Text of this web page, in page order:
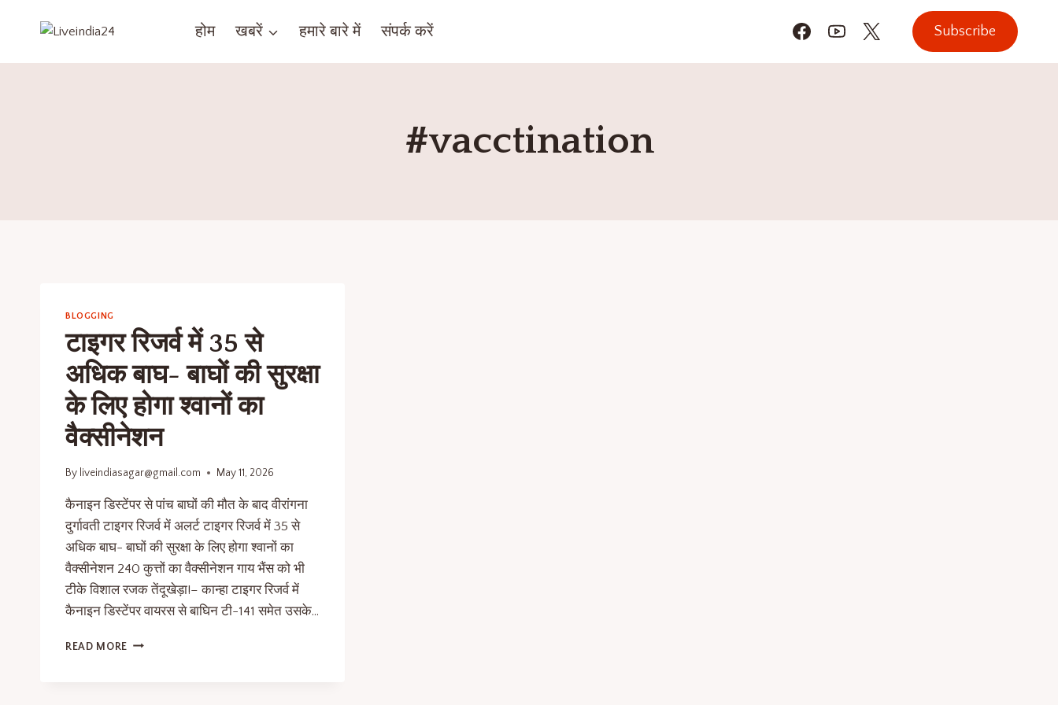
होम खबरें हमारे बारे में संपर्क करें Subscribe
#vacctination
BLOGGING
टाइगर रिजर्व में 35 से
अधिक बाघ- बाघों की सुरक्षा
के लिए होगा श्वानों का
वैक्सीनेशन
By liveindiasagar@gmail.com May 11, 2026
कैनाइन डिस्टेंपर से पांच बाघों की मौत के बाद वीरांगना
दुर्गावती टाइगर रिजर्व में अलर्ट टाइगर रिजर्व में 35 से
अधिक बाघ- बाघों की सुरक्षा के लिए होगा श्वानों का
वैक्सीनेशन 240 कुत्तों का वैक्सीनेशन गाय भैंस को भी
टीके विशाल रजक तेंदूखेड़ा!– कान्हा टाइगर रिजर्व में
कैनाइन डिस्टेंपर वायरस से बाघिन टी-141 समेत उसके…
READ MORE